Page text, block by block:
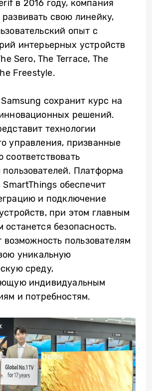
в 2016 году, компания
свою линейку,
опыт с
интерьерных устройств
Sero, The Terrace, The
Freestyle.
сохранит курс на
решений.
технологии
управления, призванные
соответствовать
Платформа
обеспечит
и подключение
при этом главным
останется безопасность.
возможность пользователям
уникальную
среду,
индивидуальным
и потребностям.